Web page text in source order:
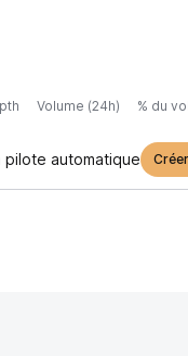
Volume (24h) % du
pilote automatique